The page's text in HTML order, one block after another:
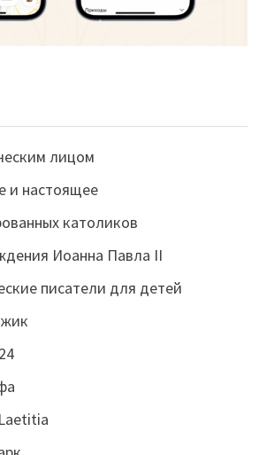
лицом
и настоящее
католиков
Иоанна Павла II
писатели для детей